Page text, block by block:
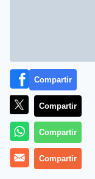
Más información
Compartir
Compartir
Compartir
Compartir